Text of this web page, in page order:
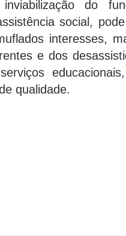
do
social,
interesses,
e dos
qualidade.